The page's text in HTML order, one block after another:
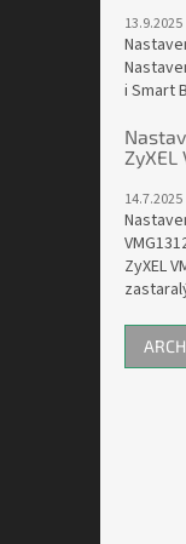
13.9.2025
i Smart
ZyXEL
14.7.2025
ZyXEL